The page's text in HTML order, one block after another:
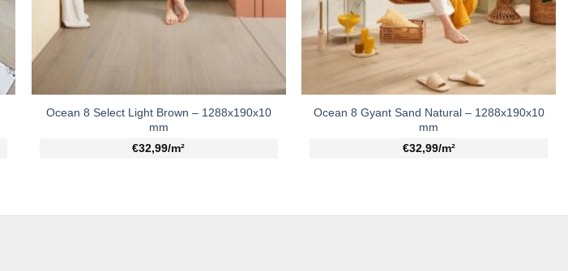
Ocean 8 Select Light Brown – 1288x190x10
mm
€32,99/m²
Ocean 8 Gyant Sand Natural – 1288x190x10
mm
€32,99/m²